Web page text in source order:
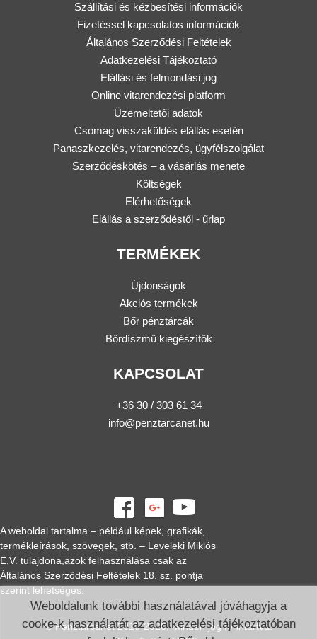
Weboldalunk további használatával jóváhagyja a
cooke-k használatát az adatkezelési tájékoztatóban
Szállítási és kézbesítési információk
Fizetéssel kapcsolatos információk
Általános Szerződési Feltételek
Adatkezelési Tájékoztató
Elállási és felmondási jog
Online vitarendezési platform
Üzemeltetői adatok
Csomag visszaküldés elállás esetén
Panaszkezelés, vitarendezés, ügyfélszolgálat
Szerződéskötés – a vásárlás menete
Költségek
Elérhetőségek
Elállás a szerződéstől - űrlap
TERMÉKEK
Újdonságok
Akciós termékek
Bőr pénztárcák
Bőrdíszmű kiegészítők
KAPCSOLAT
+36 30 / 303 61 34
info@penztarcanet.hu
A weboldal tartalma – például képek, grafikák,
termékleírások, szövegek, stb. – Leveleki Miklós
E.V. tulajdona,azok felhasználása csak az
Általános Szerződési Feltételek 18. sz. pontja
szerint lehetséges.
© Pénztárcanet 2016-2026. Minden jog fenntartva.